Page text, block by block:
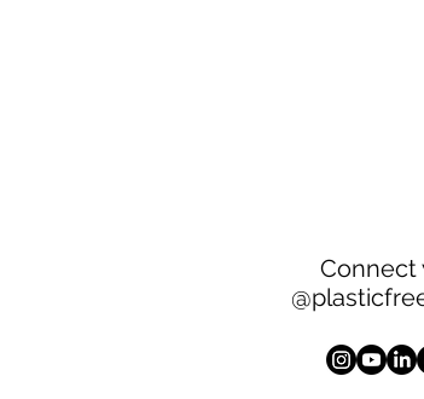
Connect